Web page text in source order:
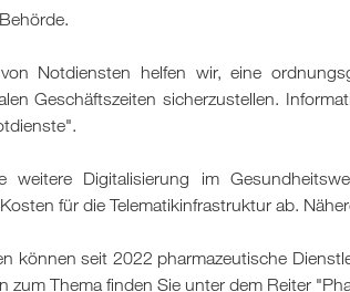
Notdiensten helfen wir, eine
Geschäftszeiten sicherzustellen.
weitere Digitalisierung im
für die Telematikinfrastruktur ab.
können seit 2022 pharmazeutische
zum Thema finden Sie unter dem Reiter